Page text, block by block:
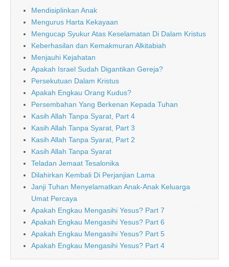
Mendisiplinkan Anak
Mengurus Harta Kekayaan
Mengucap Syukur Atas Keselamatan Di Dalam Kristus
Keberhasilan dan Kemakmuran Alkitabiah
Menjauhi Kejahatan
Apakah Israel Sudah Digantikan Gereja?
Persekutuan Dalam Kristus
Apakah Engkau Orang Kudus?
Persembahan Yang Berkenan Kepada Tuhan
Kasih Allah Tanpa Syarat, Part 4
Kasih Allah Tanpa Syarat, Part 3
Kasih Allah Tanpa Syarat, Part 2
Kasih Allah Tanpa Syarat
Teladan Jemaat Tesalonika
Dilahirkan Kembali Di Perjanjian Lama
Janji Tuhan Menyelamatkan Anak-Anak Keluarga
Umat Percaya
Apakah Engkau Mengasihi Yesus? Part 7
Apakah Engkau Mengasihi Yesus? Part 6
Apakah Engkau Mengasihi Yesus? Part 5
Apakah Engkau Mengasihi Yesus? Part 4